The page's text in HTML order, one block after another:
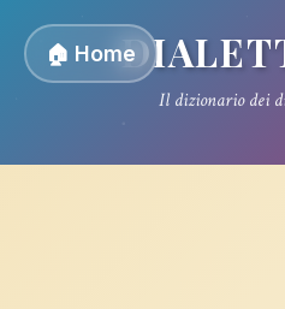
🏠 Home
Il dizionario dei